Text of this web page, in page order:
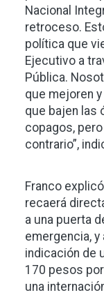
Nacional
retroceso.
política que
Ejecutivo a
Pública.
que mejoren
que bajen las
copagos,
contrario”,
Franco
recaerá
a una puerta
emergencia,
indicación de
170 pesos
una